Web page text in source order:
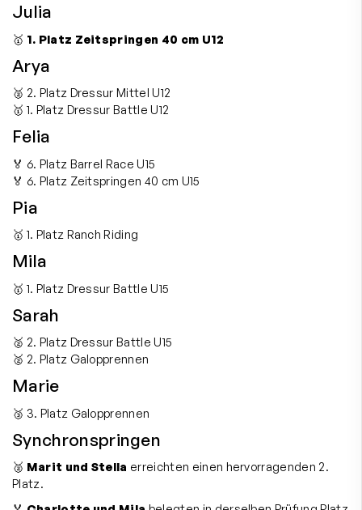
Julia
🥇 1. Platz Zeitspringen 40 cm U12
Arya
🥈 2. Platz Dressur Mittel U12
🥇 1. Platz Dressur Battle U12
Felia
🏅 6. Platz Barrel Race U15
🏅 6. Platz Zeitspringen 40 cm U15
Pia
🥇 1. Platz Ranch Riding
Mila
🥇 1. Platz Dressur Battle U15
Sarah
🥈 2. Platz Dressur Battle U15
🥈 2. Platz Galopprennen
Marie
🥉 3. Platz Galopprennen
Synchronspringen
🥈 Marit und Stella erreichten einen hervorragenden 2.
Platz.